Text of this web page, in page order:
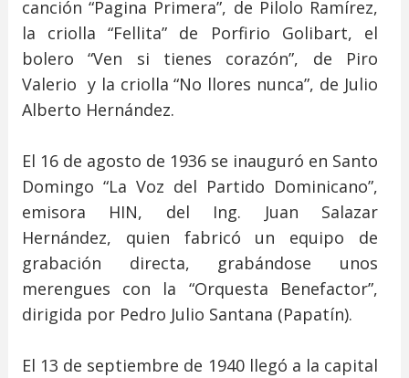
canción “Pagina Primera”, de Pilolo Ramírez,
la criolla “Fellita” de Porfirio Golibart, el
bolero “Ven si tienes corazón”, de Piro
Valerio y la criolla “No llores nunca”, de Julio
Alberto Hernández.
El 16 de agosto de 1936 se inauguró en Santo
Domingo “La Voz del Partido Dominicano”,
emisora HIN, del Ing. Juan Salazar
Hernández, quien fabricó un equipo de
grabación directa, grabándose unos
merengues con la “Orquesta Benefactor”,
dirigida por Pedro Julio Santana (Papatín).
El 13 de septiembre de 1940 llegó a la capital